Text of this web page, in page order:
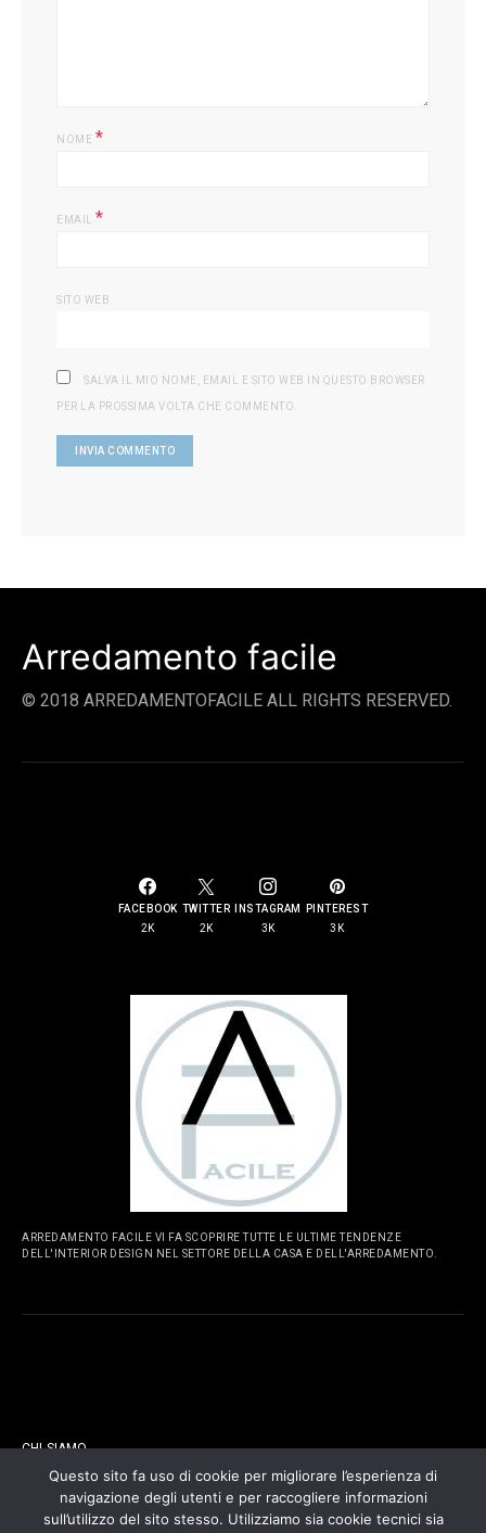
NOME *
EMAIL *
SITO WEB
SALVA IL MIO NOME, EMAIL E SITO WEB IN QUESTO BROWSER
PER LA PROSSIMA VOLTA CHE COMMENTO.
Arredamento facile
© 2018 ARREDAMENTOFACILE ALL RIGHTS RESERVED.
FACEBOOK
2K
TWITTER
2K
INSTAGRAM
3K
PINTEREST
3K
ARREDAMENTO FACILE VI FA SCOPRIRE TUTTE LE ULTIME TENDENZE
DELL'INTERIOR DESIGN NEL SETTORE DELLA CASA E DELL'ARREDAMENTO.
CHI SIAMO
CONTATTI
Questo sito fa uso di cookie per migliorare l’esperienza di
navigazione degli utenti e per raccogliere informazioni
sull’utilizzo del sito stesso. Utilizziamo sia cookie tecnici sia